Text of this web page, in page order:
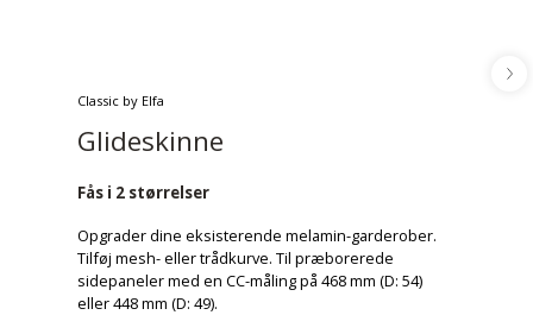
Classic by Elfa
Glideskinne
Fås i 2 størrelser
Opgrader dine eksisterende melamin-garderober.
Tilføj mesh- eller trådkurve. Til præborerede
sidepaneler med en CC-måling på 468 mm (D: 54)
eller 448 mm (D: 49).